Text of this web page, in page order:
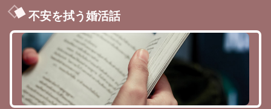
不安を拭う婚活話